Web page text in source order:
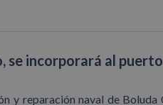
se incorporará al
y reparación naval de